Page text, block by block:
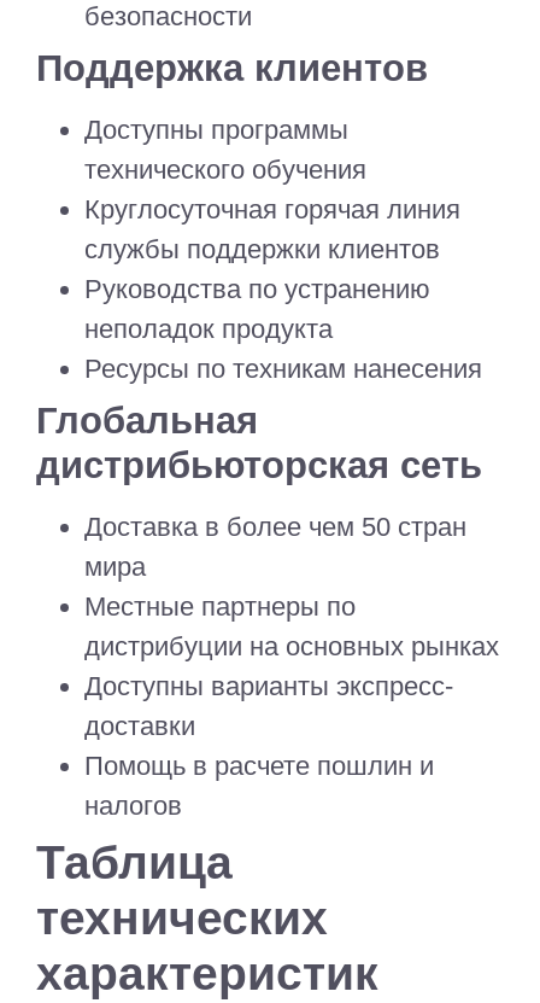
безопасности
Поддержка клиентов
Доступны программы
технического обучения
Круглосуточная горячая линия
службы поддержки клиентов
Руководства по устранению
неполадок продукта
Ресурсы по техникам нанесения
Глобальная
дистрибьюторская сеть
Доставка в более чем 50 стран
мира
Местные партнеры по
дистрибуции на основных рынках
Доступны варианты экспресс-
доставки
Помощь в расчете пошлин и
налогов
Таблица
технических
характеристик